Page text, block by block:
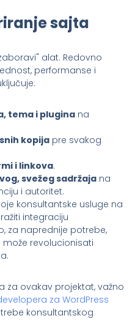
sajta
alat. Redovno
performanse i
tema i plugina na
kopija pre svakog
i linkova.
svežeg sadržaja na
i autoritet.
konsultantske usluge na
integraciju
za naprednije potrebe,
može revolucionisati
za ovakav projektat, važno
za WordPress
konsultantskog